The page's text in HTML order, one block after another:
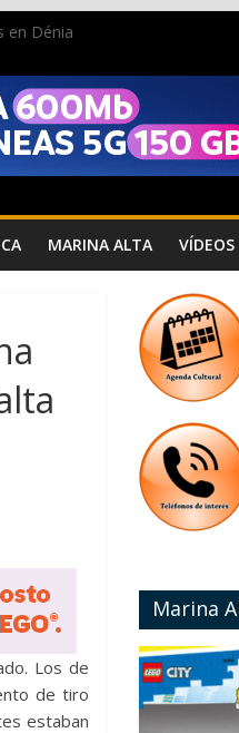
en Dénia
de la ciudad
la Capitanía Cristiana
en los Jardins de
MARINA ALTA VÍDEOS
Los de
de tiro
estaban
Marina